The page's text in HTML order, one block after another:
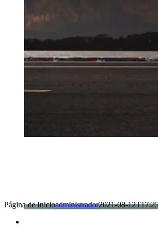
Página de Inicioadministrador2021-08-